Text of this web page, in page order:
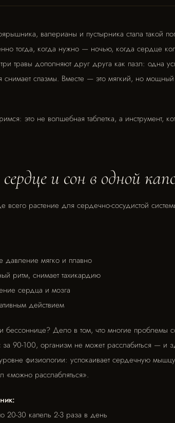
валерианы и пустырника стала такой
тогда, когда нужно — ночью, когда сердце
травы дополняют друг друга как пазл: одна
снимает спазмы. Вместе — это мягкий, но
это не волшебная таблетка, а инструмент,
и сон в одной
всего растение для сердечно-сосудистой
давление мягко и плавно
ритм, снимает тахикардию
сердца и мозга
действием
Дело в том, что многие проблемы
за 90-100, организм не может расслабиться — и
физиологии: успокаивает сердечную
«можно расслабляться».
20-30 капель 2-3 раза в день